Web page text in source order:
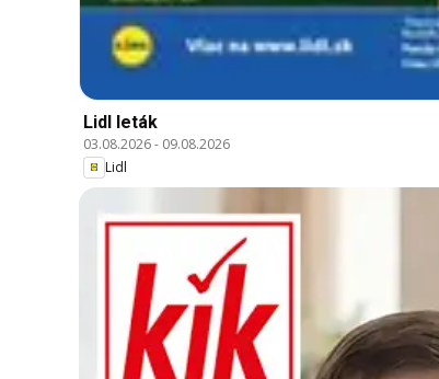
Lidl leták
03.08.2026- 09.08.2026
Lidl